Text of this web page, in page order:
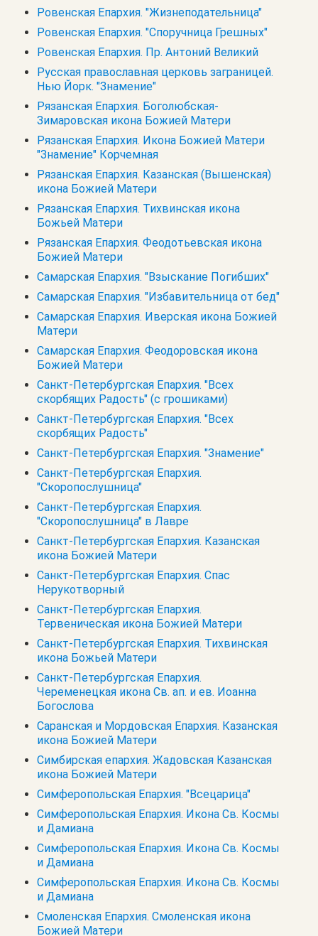
Ровенская Епархия. "Жизнеподательница"
Ровенская Епархия. "Споручница Грешных"
Ровенская Епархия. Пр. Антоний Великий
Русская православная церковь заграницей.
Нью Йорк. "Знамение"
Рязанская Епархия. Боголюбская-
Зимаровская икона Божией Матери
Рязанская Епархия. Икона Божией Матери
"Знамение" Корчемная
Рязанская Епархия. Казанская (Вышенская)
икона Божией Матери
Рязанская Епархия. Тихвинская икона
Божьей Матери
Рязанская Епархия. Феодотьевская икона
Божией Матери
Самарская Епархия. "Взыскание Погибших"
Самарская Епархия. "Избавительница от бед"
Самарская Епархия. Иверская икона Божией
Матери
Самарская Епархия. Феодоровская икона
Божией Матери
Санкт-Петербургская Епархия. "Всех
скорбящих Радость" (с грошиками)
Санкт-Петербургская Епархия. "Всех
скорбящих Радость"
Санкт-Петербургская Епархия. "Знамение"
Санкт-Петербургская Епархия.
"Скоропослушница"
Санкт-Петербургская Епархия.
"Скоропослушница" в Лавре
Санкт-Петербургская Епархия. Казанская
икона Божией Матери
Санкт-Петербургская Епархия. Спас
Нерукотворный
Санкт-Петербургская Епархия.
Тервеническая икона Божией Матери
Санкт-Петербургская Епархия. Тихвинская
икона Божьей Матери
Санкт-Петербургская Епархия.
Череменецкая икона Св. ап. и ев. Иоанна
Богослова
Саранская и Мордовская Епархия. Казанская
икона Божией Матери
Симбирская епархия. Жадовская Казанская
икона Божией Матери
Симферопольская Епархия. "Всецарица"
Симферопольская Епархия. Икона Св. Космы
и Дамиана
Симферопольская Епархия. Икона Св. Космы
и Дамиана
Симферопольская Епархия. Икона Св. Космы
и Дамиана
Смоленская Епархия. Смоленская икона
Божией Матери